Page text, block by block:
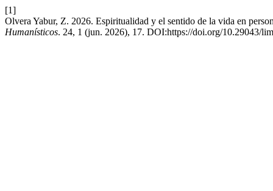
[1]
Olvera Yabur, Z. 2026. Espiritualidad y el sentido de la vida en
Humanísticos. 24, 1 (jun. 2026), 17. DOI:https://doi.org/10.29043/